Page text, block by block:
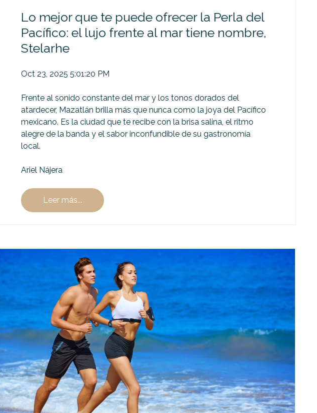
Lo mejor que te puede ofrecer la Perla del
Pacífico: el lujo frente al mar tiene nombre,
Stelarhe
Oct 23, 2025 5:01:20 PM
Frente al sonido constante del mar y los tonos dorados del
atardecer, Mazatlán brilla más que nunca como la joya del Pacífico
mexicano. Es la ciudad que te recibe con la brisa salina, el ritmo
alegre de la banda y el sabor inconfundible de su gastronomía
local.
Ariel Nájera
Leer más...